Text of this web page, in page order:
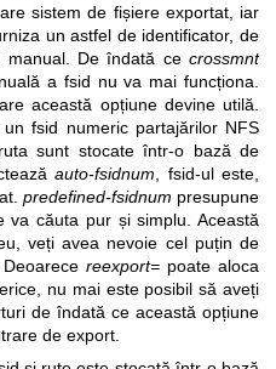
sistem de fișiere exportat, iar
un astfel de identificator, de
manual. De îndată ce crossmnt
a fsid nu va mai funcționa.
această opțiune devine utilă.
fsid numeric partajărilor NFS
sunt stocate într-o bază de
auto-fsidnum , fsid-ul este,
predefined-fsidnum presupune
va căuta pur și simplu. Această
veți avea nevoie cel puțin de
Deoarecereexport= poate aloca
nu mai este posibil să aveți
de îndată ce această opțiune
de export.